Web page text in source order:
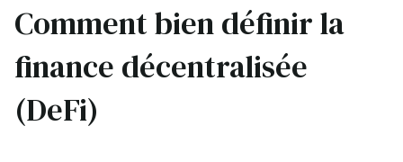
Comment bien définir la
finance décentralisée
(DeFi)